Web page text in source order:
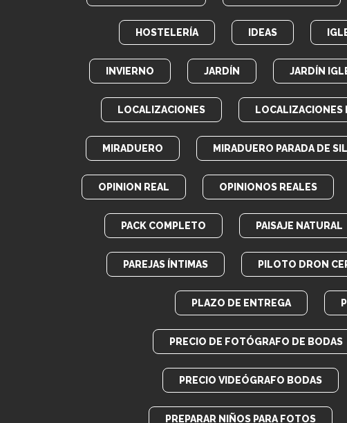
HOSTELERÍA IDEAS
INVIERNO JARDÍN JARDÍN
LOCALIZACIONES LOCALIZACIONES
MIRADUERO MIRADUERO PARADA DE SIL
OPINION REAL OPINIONOS REALES
PACK COMPLETO PAISAJE NATURAL
PAREJAS ÍNTIMAS PILOTO DRON
PLAZO DE ENTREGA
PRECIO DE FOTÓGRAFO DE BODAS
PRECIO VIDEÓGRAFO BODAS
PREPARAR NIÑOS PARA FOTOS